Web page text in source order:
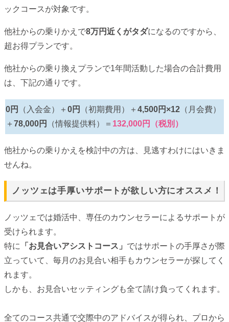
ックコースが対象です。
他社からの乗りかえで8万円近くがタダになるのですから、
超お得プランです。
他社からの乗り換えプランで1年間活動した場合の合計費用
は、下記の通りです。
0円 （入会金）＋0円 （初期費用）＋4,500円×12 （月会費）
＋78,000円 （情報提供料）＝ 132,000円（税別）
他社からの乗りかえを検討中の方は、見逃すわけにはいきま
せんね。
ノッツェは手厚いサポートが欲しい方にオススメ！
ノッツェでは婚活中、専任のカウンセラーによるサポートが
受けられます。
特に 「お見合いアシストコース」 ではサポートの手厚さが際
立っていて、毎月のお見合い相手もカウンセラーが探してく
れます。
しかも、お見合いセッティングも全て請け負ってくれます。
全てのコース共通で交際中のアドバイスが得られ、プロから